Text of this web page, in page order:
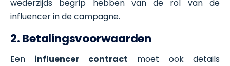
wederzijds begrip hebben van de rol van de
influencer in de campagne.
2. Betalingsvoorwaarden
Een influencer contract moet ook details